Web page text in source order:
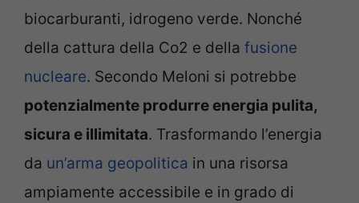
biocarburanti, idrogeno verde. Nonché
della cattura della Co2 e della fusione
nucleare. Secondo Meloni si potrebbe
potenzialmente produrre energia pulita,
sicura e illimitata. Trasformando l’energia
da un’arma geopolitica in una risorsa
ampiamente accessibile e in grado di